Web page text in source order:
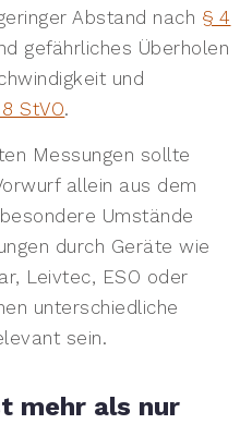
Abstand nach § 4
gefährliches Überholen
und
StVO.
Messungen sollte
allein aus dem
Umstände
durch Geräte wie
Leivtec, ESO oder
unterschiedliche
sein.
mehr als nur